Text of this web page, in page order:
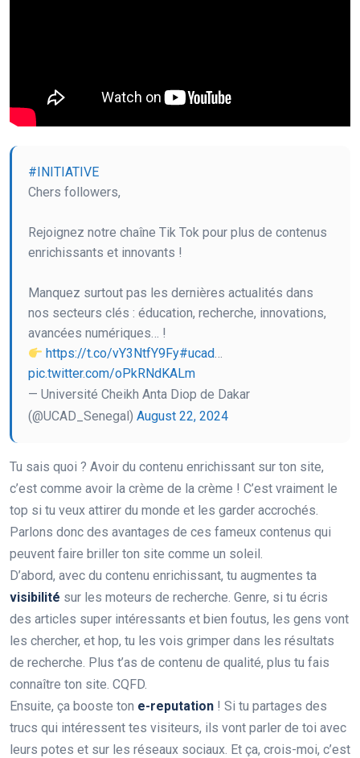
#INITIATIVE
Chers followers,
Rejoignez notre chaîne Tik Tok pour plus de contenus
enrichissants et innovants !
Manquez surtout pas les dernières actualités dans
nos secteurs clés : éducation, recherche, innovations,
avancées numériques… !
https://t.co/vY3NtfY9Fy#ucad…
pic.twitter.com/oPkRNdKALm
— Université Cheikh Anta Diop de Dakar
(@UCAD_Senegal) August 22, 2024
Tu sais quoi ? Avoir du contenu enrichissant sur ton site,
c’est comme avoir la crème de la crème ! C’est vraiment le
top si tu veux attirer du monde et les garder accrochés.
Parlons donc des avantages de ces fameux contenus qui
peuvent faire briller ton site comme un soleil.
D’abord, avec du contenu enrichissant, tu augmentes ta
visibilité sur les moteurs de recherche. Genre, si tu écris
des articles super intéressants et bien foutus, les gens vont
les chercher, et hop, tu les vois grimper dans les résultats
de recherche. Plus t’as de contenu de qualité, plus tu fais
connaître ton site. CQFD.
Ensuite, ça booste ton e-reputation ! Si tu partages des
trucs qui intéressent tes visiteurs, ils vont parler de toi avec
leurs potes et sur les réseaux sociaux. Et ça, crois-moi, c’est